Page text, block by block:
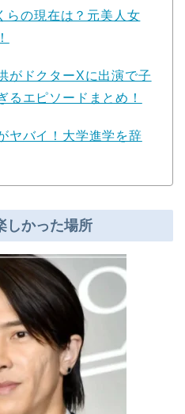
らの現在は？元美人女
がドクターXに出演で子
るエピソードまとめ！
ヤバイ！大学進学を辞
しかった場所